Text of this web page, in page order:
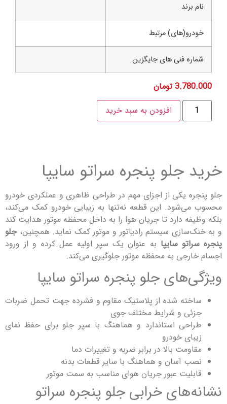
مرتبط
فنی های جایگزین
تومان
افزودن به سبد خرید
جلو پنجره سراتو سایپا
یکی از اجزای مهم در طراحی ظاهری و عملکردی خودرو
این قطعه نه‌تنها به زیبایی خودرو کمک می‌کند،
دارد تا جریان هوا را به داخل محفظه موتور هدایت کند
سیستم رادیاتور و موتور کمک نماید. همچنین،جلو
سایپابه عنوان یک سپر اولیه عمل کرده و از ورود
به محفظه موتور جلوگیری می‌کند.
جلو پنجره سراتو سایپا
شده از پلاستیک مقاوم و فشرده جهت تحمل ضربات
و شرایط مختلف جوی
استاندارد و هماهنگ با سپر جلو برای حفظ نمای
خودرو
بالا در برابر ضربه و تغییرات دما
آسان و هماهنگ با سایر قطعات بدنه
عبور جریان هوای مناسب به سمت موتور
خرابی جلو پنجره سراتو